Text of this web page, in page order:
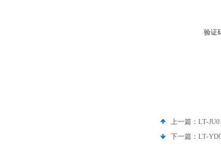
验证
上一篇： LT-
下一篇： LT-